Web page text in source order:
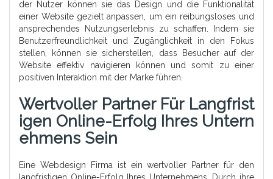
der Nutzer können sie das Design und die Funktionalität
einer Website gezielt anpassen, um ein reibungsloses und
ansprechendes Nutzungserlebnis zu schaffen. Indem sie
Benutzerfreundlichkeit und Zugänglichkeit in den Fokus
stellen, können sie sicherstellen, dass Besucher auf der
Website effektiv navigieren können und somit zu einer
positiven Interaktion mit der Marke führen.
Wertvoller Partner Für Langfrist
Igen Online-Erfolg Ihres Untern
Ehmens Sein
Eine Webdesign Firma ist ein wertvoller Partner für den